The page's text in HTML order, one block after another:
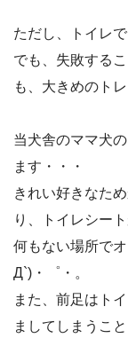
ただし、トイレ
でも、失敗する
も、大きめのト
当犬舎のママ犬
ます・・・
きれい好きなた
り、トイレシー
何もない場所で
Д`)・゜・。
また、前足はト
ましてしまうこと